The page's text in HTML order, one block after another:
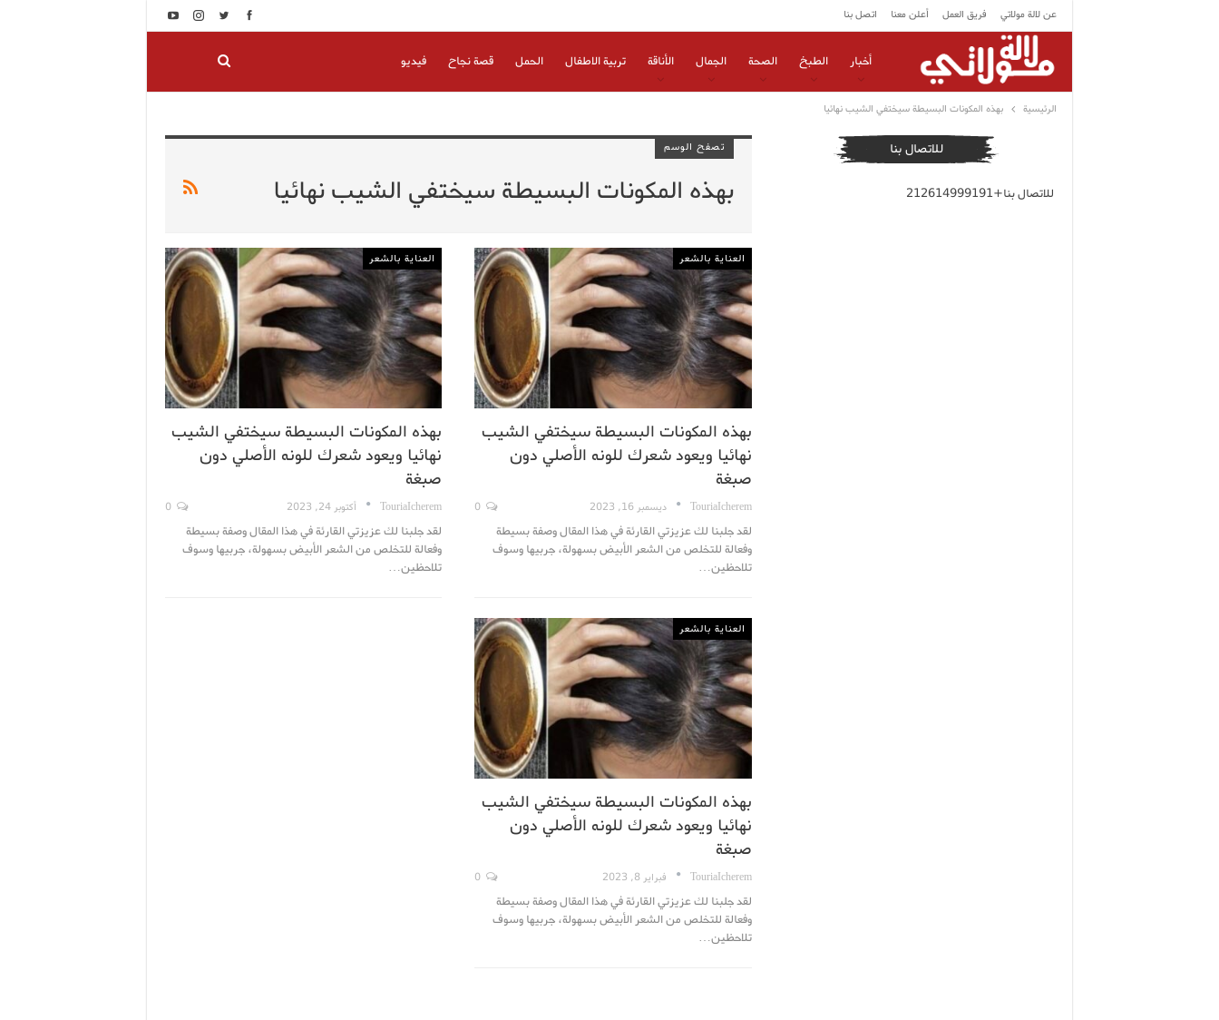
عن لالة مولاتي فريق العمل أعلن معنا اتصل بنا
أخبار الطبخ الصحة الجمال الأناقة تربية الاطفال الحمل قصة نجاح فيديو
الرئيسية بهذه المكونات البسيطة سيختفي الشيب نهائيا
تصفح الوسم
بهذه المكونات البسيطة سيختفي الشيب نهائيا
العناية بالشعر
بهذه المكونات البسيطة سيختفي الشيب
نهائيا ويعود شعرك للونه الأصلي دون
صبغة
TouriaIcherem ديسمبر 16, 2023
لقد جلبنا لك عزيزتي القارئة في هذا المقال وصفة بسيطة
وفعالة للتخلص من الشعر الأبيض بسهولة، جربيها وسوف
تلاحظين…
العناية بالشعر
بهذه المكونات البسيطة سيختفي الشيب
نهائيا ويعود شعرك للونه الأصلي دون
صبغة
TouriaIcherem أكتوبر 24, 2023
لقد جلبنا لك عزيزتي القارئة في هذا المقال وصفة بسيطة
وفعالة للتخلص من الشعر الأبيض بسهولة، جربيها وسوف
تلاحظين…
العناية بالشعر
بهذه المكونات البسيطة سيختفي الشيب
نهائيا ويعود شعرك للونه الأصلي دون
صبغة
TouriaIcherem فبراير 8, 2023
لقد جلبنا لك عزيزتي القارئة في هذا المقال وصفة بسيطة
وفعالة للتخلص من الشعر الأبيض بسهولة، جربيها وسوف
تلاحظين…
للاتصال بنا
للاتصال بنا+212614999191